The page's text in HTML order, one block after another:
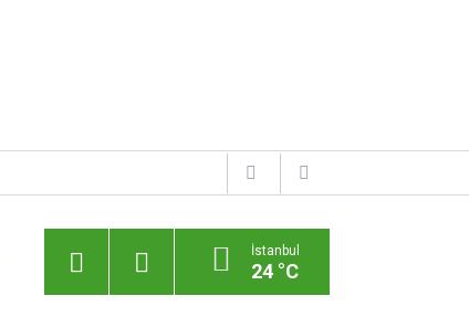
İstanbul
24 °C